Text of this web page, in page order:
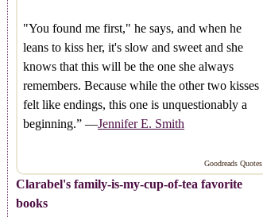
"You found me first," he says, and when he
leans to kiss her, it's slow and sweet and she
knows that this will be the one she always
remembers. Because while the other two kisses
felt like endings, this one is unquestionably a
beginning.” —Jennifer E. Smith
Goodreads Quotes
Clarabel's family-is-my-cup-of-tea favorite
books